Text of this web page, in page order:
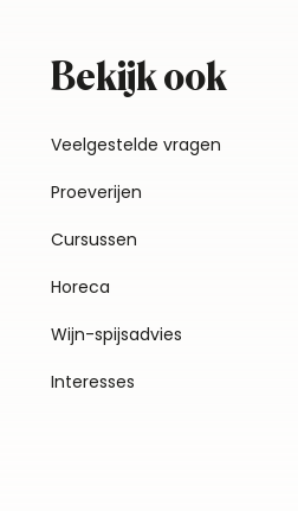
Bekijk ook
Veelgestelde vragen
Proeverijen
Cursussen
Horeca
Wijn-spijsadvies
Interesses